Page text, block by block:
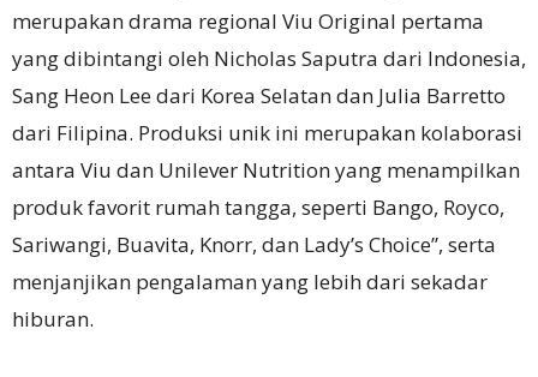
merupakan drama regional Viu Original pertama
yang dibintangi oleh Nicholas Saputra dari Indonesia,
Sang Heon Lee dari Korea Selatan dan Julia Barretto
dari Filipina. Produksi unik ini merupakan kolaborasi
antara Viu dan Unilever Nutrition yang menampilkan
produk favorit rumah tangga, seperti Bango, Royco,
Sariwangi, Buavita, Knorr, dan Lady’s Choice”, serta
menjanjikan pengalaman yang lebih dari sekadar
hiburan.